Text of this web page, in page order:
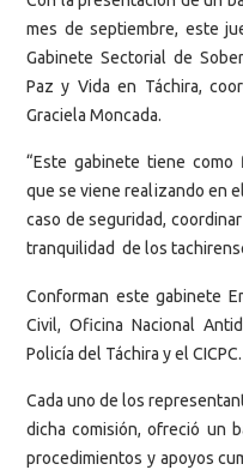
mes de septiembre, este
Gabinete Sectorial de
Paz y Vida en Táchira,
Graciela Moncada.
“Este gabinete tiene
que se viene realizando en
caso de seguridad,
tranquilidad de los
Conforman este gabinete
Civil, Oficina Nacional
Policía del Táchira y el CICPC.
Cada uno de los
dicha comisión, ofreció un
procedimientos y apoyos